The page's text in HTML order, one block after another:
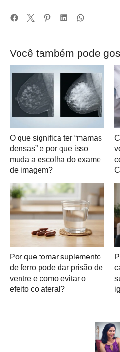
Você também pode
O que significa ter “mamas
densas” e por que isso
muda a escolha do exame
de imagem?
Por que tomar suplemento
de ferro pode dar prisão de
ventre e como evitar o
efeito colateral?